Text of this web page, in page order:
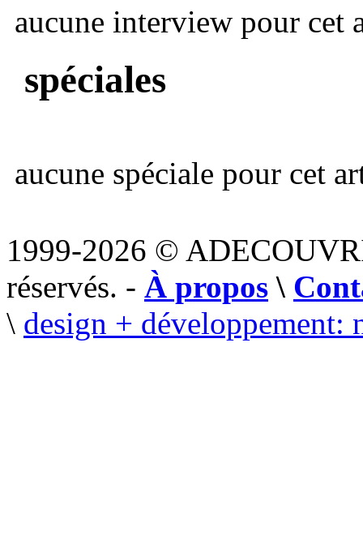
aucune interview pour cet
spéciales
aucune spéciale pour cet
1999-2026 ©
réservés. - À propos \
\ design + développement: